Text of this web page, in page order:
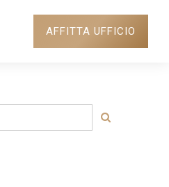
AFFITTA UFFICIO